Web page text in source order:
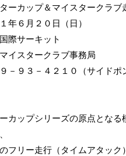
ーカップ＆マイスタークラブ
年６月２０日（日）
際サーキット
イスタークラブ事務局
－９３－４２１０（サイドポ
カップシリーズの原点となる
フリー走行（タイムアタック